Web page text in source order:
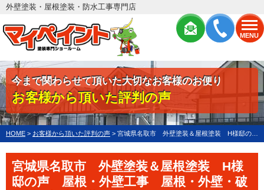
MENU
外壁塗装・屋根塗装・防水工事専門店
今まで関わらせて頂いた大切なお客様のお便り
お客様から頂いた評判の声
HOME > お客様から頂いた評判の声 > 宮城県名取市 外壁塗装＆屋根塗装 H様邸の声 屋根・外壁工事
宮城県名取市 外壁塗装＆屋根塗装 H様
邸の声 屋根・外壁工事 屋根・外壁・破